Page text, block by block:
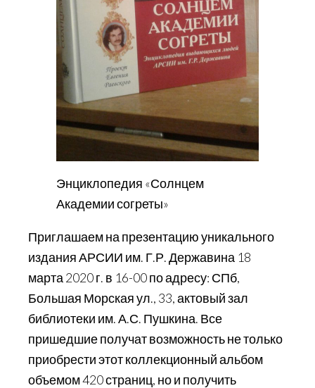
Энциклопедия «Солнцем
Академии согреты»
Приглашаем на презентацию уникального
издания АРСИИ им. Г.Р. Державина 18
марта 2020 г. в 16-00 по адресу: СПб,
Большая Морская ул., 33, актовый зал
библиотеки им. А.С. Пушкина. Все
пришедшие получат возможность не только
приобрести этот коллекционный альбом
объемом 420 страниц, но и получить